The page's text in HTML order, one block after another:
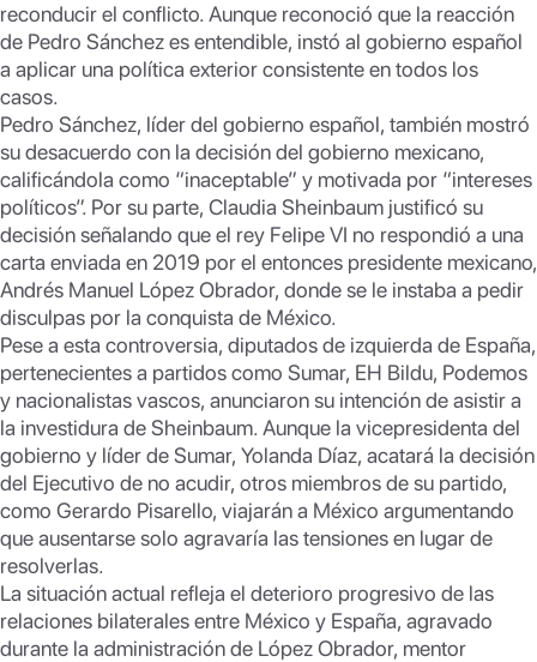
reconducir el conflicto. Aunque reconoció que la reacción
de Pedro Sánchez es entendible, instó al gobierno español
a aplicar una política exterior consistente en todos los
casos.
Pedro Sánchez, líder del gobierno español, también mostró
su desacuerdo con la decisión del gobierno mexicano,
calificándola como “inaceptable” y motivada por “intereses
políticos”. Por su parte, Claudia Sheinbaum justificó su
decisión señalando que el rey Felipe VI no respondió a una
carta enviada en 2019 por el entonces presidente mexicano,
Andrés Manuel López Obrador, donde se le instaba a pedir
disculpas por la conquista de México.
Pese a esta controversia, diputados de izquierda de España,
pertenecientes a partidos como Sumar, EH Bildu, Podemos
y nacionalistas vascos, anunciaron su intención de asistir a
la investidura de Sheinbaum. Aunque la vicepresidenta del
gobierno y líder de Sumar, Yolanda Díaz, acatará la decisión
del Ejecutivo de no acudir, otros miembros de su partido,
como Gerardo Pisarello, viajarán a México argumentando
que ausentarse solo agravaría las tensiones en lugar de
resolverlas.
La situación actual refleja el deterioro progresivo de las
relaciones bilaterales entre México y España, agravado
durante la administración de López Obrador, mentor